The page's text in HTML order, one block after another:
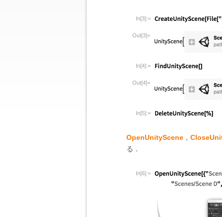
In[3]:=
Out[3]=
In[4]:=
Out[4]=
In[5]:=
OpenUnityScene ，
る．
In[6]:=